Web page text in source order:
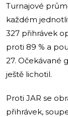
Turnajové
každém
327 přihrávek
proti 89 % a
27. Očekávané
ještě lichotil.
Proti JAR se
přihrávek,